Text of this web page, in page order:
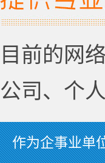
目前的网
公司、个
作为企事业单